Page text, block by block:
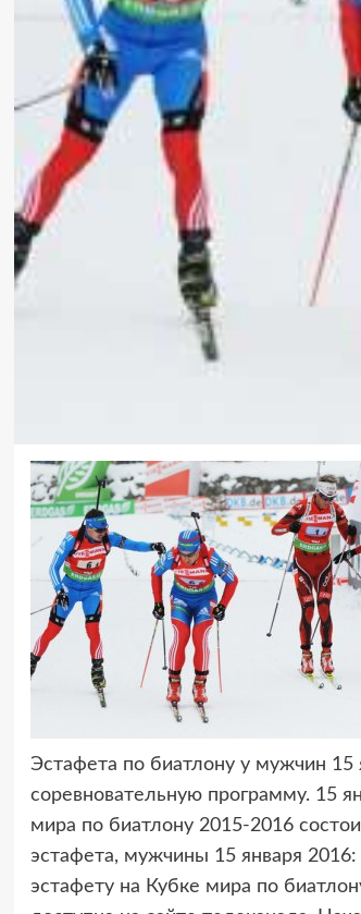
Эстафета по биатлону у мужчин
соревновательную программу. 15
мира по биатлону 2015-2016
эстафета, мужчины 15 января
эстафету на Кубке мира по